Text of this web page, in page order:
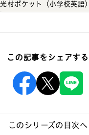
光村ポケット（小学校英語）
この記事をシェアする
このシリーズの目次へ